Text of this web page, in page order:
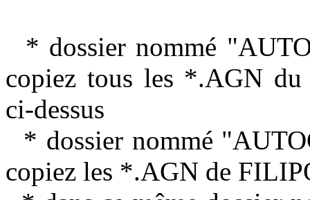
* dossier nommé
copiez tous les *.AGN
ci-dessus
* dossier nommé
copiez les *.AGN de